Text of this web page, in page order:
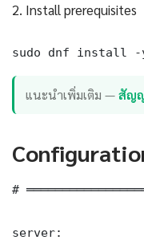
2. Install prerequisites
sudo dnf install
แนะนำเพิ่มเติม —สัญ
#
server: